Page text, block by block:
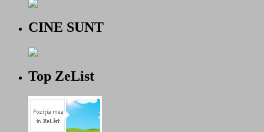
CINE SUNT
Top ZeList